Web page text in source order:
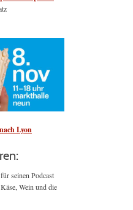
Lyon
seinen Podcast
Wein und die